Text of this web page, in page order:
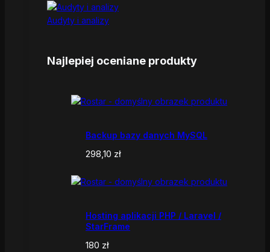
Audyty i analizy
Najlepiej oceniane produkty
Backup bazy danych MySQL
298,10 zł
Hosting aplikacji PHP / Laravel /
StarFrame
180 zł